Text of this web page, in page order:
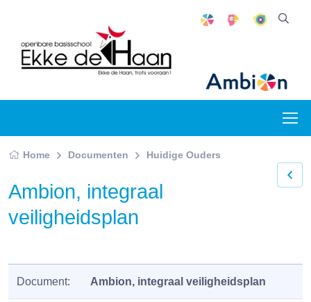
Home Documenten Huidige Ouders
Ambion, integraal
veiligheidsplan
Document: Ambion, integraal veiligheidsplan